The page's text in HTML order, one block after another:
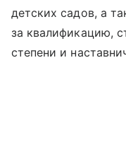
детских садов, а
за квалификацию,
степени и